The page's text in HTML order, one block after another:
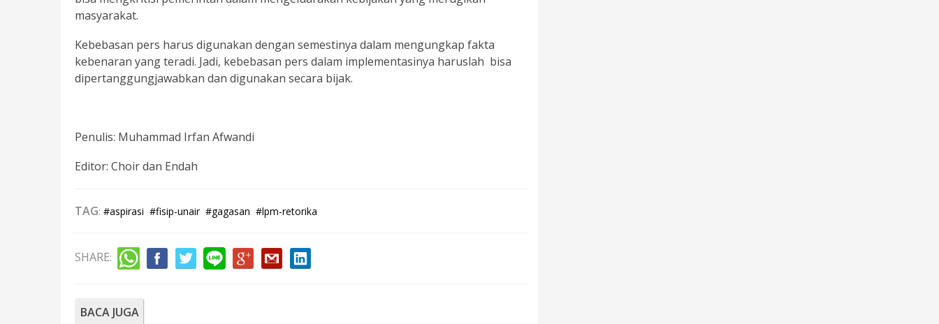
masyarakat.
Kebebasan pers harus digunakan dengan semestinya dalam mengungkap fakta
kebenaran yang teradi. Jadi, kebebasan pers dalam implementasinya haruslah bisa
dipertanggungjawabkan dan digunakan secara bijak.
Penulis: Muhammad Irfan Afwandi
Editor: Choir dan Endah
TAG: #aspirasi #fisip-unair #gagasan #lpm-retorika
SHARE:
BACA JUGA